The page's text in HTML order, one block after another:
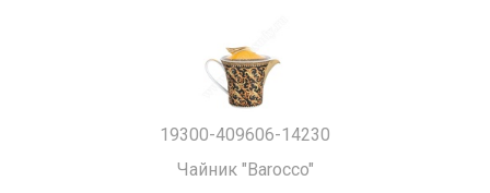
19300-409606-14230
Чайник "Barocco"